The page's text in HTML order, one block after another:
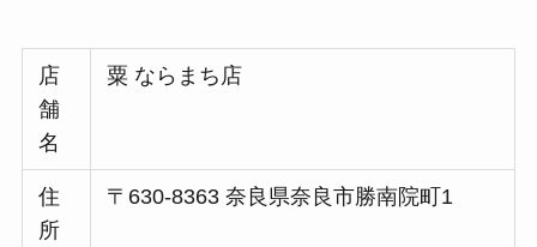
店
舗
名
粟 ならまち店
住
所
〒630-8363 奈良県奈良市勝南院町1